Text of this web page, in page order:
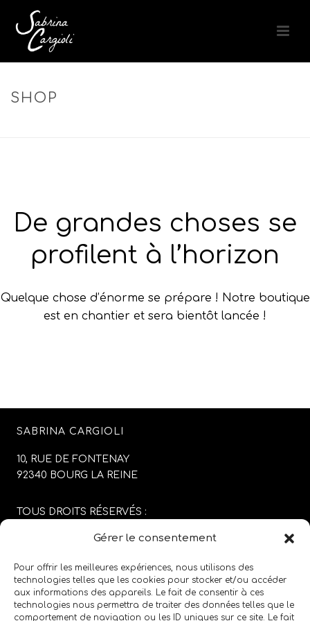
Gérer le consentement
Pour offrir les meilleures expériences, nous utilisons des
technologies telles que les cookies pour stocker et/ou accéder
aux informations des appareils. Le fait de consentir à ces
technologies nous permettra de traiter des données telles que le
comportement de navigation ou les ID uniques sur ce site. Le fait
SHOP
De grandes choses se
profilent à l’horizon
Quelque chose d’énorme se prépare ! Notre boutique
est en chantier et sera bientôt lancée !
SABRINA CARGIOLI
10, RUE DE FONTENAY
92340 BOURG LA REINE
TOUS DROITS RÉSERVÉS :
CONCEPTION DU SITE :
MENTIONS LÉGALES/CGV